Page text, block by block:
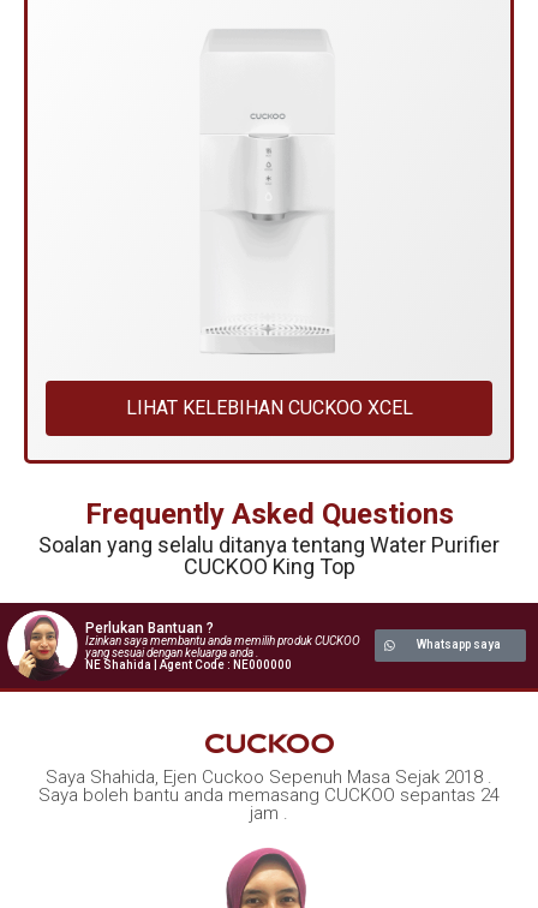
LIHAT KELEBIHAN CUCKOO XCEL
Frequently Asked Questions
Soalan yang selalu ditanya tentang Water Purifier
CUCKOO King Top
Perlukan Bantuan ?
Izinkan saya membantu anda memilih produk CUCKOO
yang sesuai dengan keluarga anda .
NE Shahida | Agent Code : NE000000
Whatsapp saya
Saya Shahida, Ejen Cuckoo Sepenuh Masa Sejak 2018 .
Saya boleh bantu anda memasang CUCKOO sepantas 24
jam .